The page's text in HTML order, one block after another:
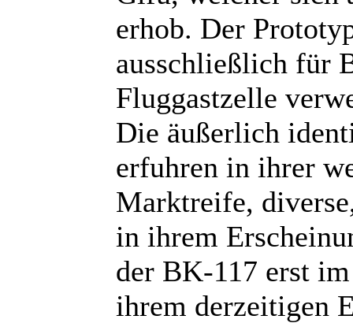
erhob. Der
ausschließlich für
Fluggastzelle
Die äußerlich
erfuhren in ihrer
Marktreife,
in ihrem
der BK-117 erst
ihrem derzeitigen